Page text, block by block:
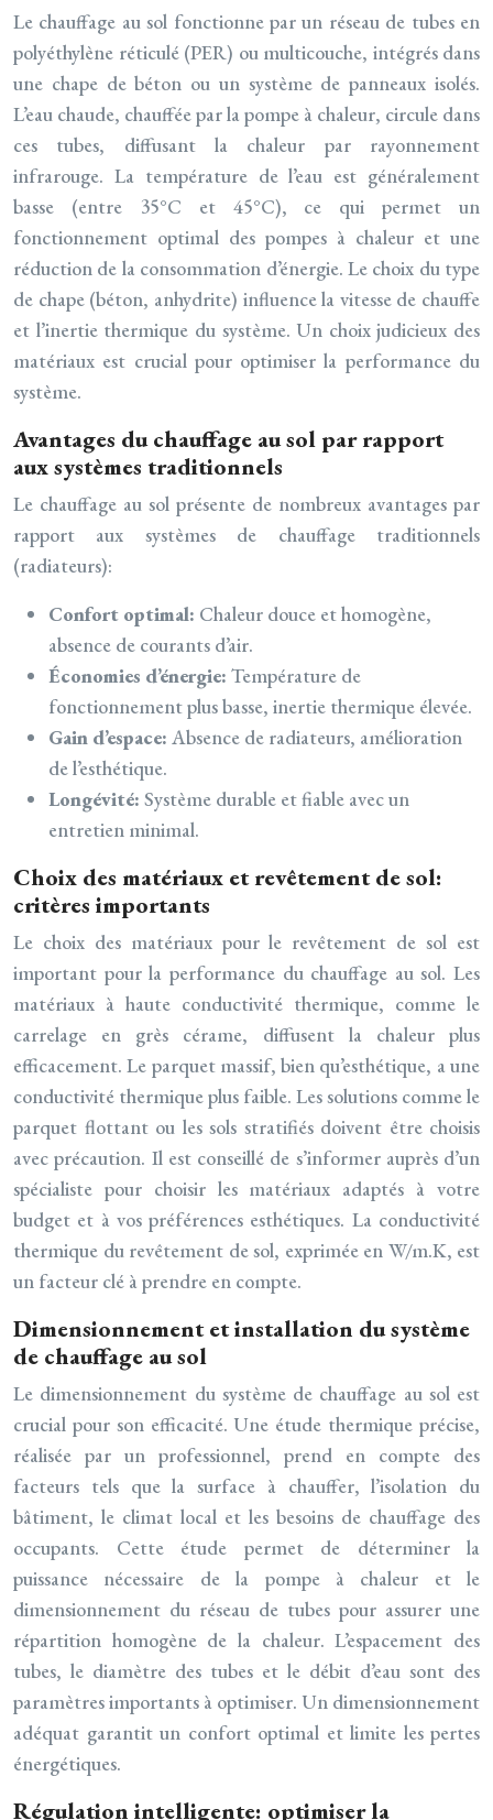
Le chauffage au sol fonctionne par un réseau de tubes en
polyéthylène réticulé (PER) ou multicouche, intégrés dans
une chape de béton ou un système de panneaux isolés.
L’eau chaude, chauffée par la pompe à chaleur, circule dans
ces tubes, diffusant la chaleur par rayonnement
infrarouge. La température de l’eau est généralement
basse (entre 35°C et 45°C), ce qui permet un
fonctionnement optimal des pompes à chaleur et une
réduction de la consommation d’énergie. Le choix du type
de chape (béton, anhydrite) influence la vitesse de chauffe
et l’inertie thermique du système. Un choix judicieux des
matériaux est crucial pour optimiser la performance du
système.
Avantages du chauffage au sol par rapport
aux systèmes traditionnels
Le chauffage au sol présente de nombreux avantages par
rapport aux systèmes de chauffage traditionnels
(radiateurs):
Confort optimal: Chaleur douce et homogène,
absence de courants d’air.
Économies d’énergie: Température de
fonctionnement plus basse, inertie thermique élevée.
Gain d’espace: Absence de radiateurs, amélioration
de l’esthétique.
Longévité: Système durable et fiable avec un
entretien minimal.
Choix des matériaux et revêtement de sol:
critères importants
Le choix des matériaux pour le revêtement de sol est
important pour la performance du chauffage au sol. Les
matériaux à haute conductivité thermique, comme le
carrelage en grès cérame, diffusent la chaleur plus
efficacement. Le parquet massif, bien qu’esthétique, a une
conductivité thermique plus faible. Les solutions comme le
parquet flottant ou les sols stratifiés doivent être choisis
avec précaution. Il est conseillé de s’informer auprès d’un
spécialiste pour choisir les matériaux adaptés à votre
budget et à vos préférences esthétiques. La conductivité
thermique du revêtement de sol, exprimée en W/m.K, est
un facteur clé à prendre en compte.
Dimensionnement et installation du système
de chauffage au sol
Le dimensionnement du système de chauffage au sol est
crucial pour son efficacité. Une étude thermique précise,
réalisée par un professionnel, prend en compte des
facteurs tels que la surface à chauffer, l’isolation du
bâtiment, le climat local et les besoins de chauffage des
occupants. Cette étude permet de déterminer la
puissance nécessaire de la pompe à chaleur et le
dimensionnement du réseau de tubes pour assurer une
répartition homogène de la chaleur. L’espacement des
tubes, le diamètre des tubes et le débit d’eau sont des
paramètres importants à optimiser. Un dimensionnement
adéquat garantit un confort optimal et limite les pertes
énergétiques.
Régulation intelligente: optimiser la